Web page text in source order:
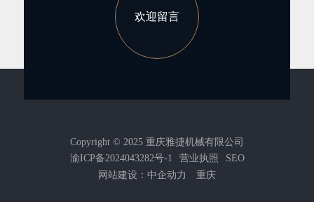
欢迎留言
Copyright © 2025 重庆雅捷机械有限公司
渝ICP备2024043282号-1
营业执照
SEO
网站建设： 中企动力 重庆